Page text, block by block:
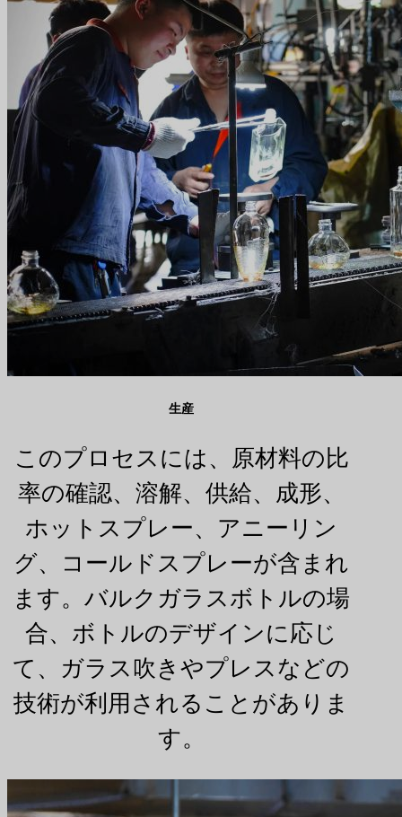
生産
このプロセスには、原材料の比
率の確認、溶解、供給、成形、
ホットスプレー、アニーリン
グ、コールドスプレーが含まれ
ます。バルクガラスボトルの場
合、ボトルのデザインに応じ
て、ガラス吹きやプレスなどの
技術が利用されることがありま
す。